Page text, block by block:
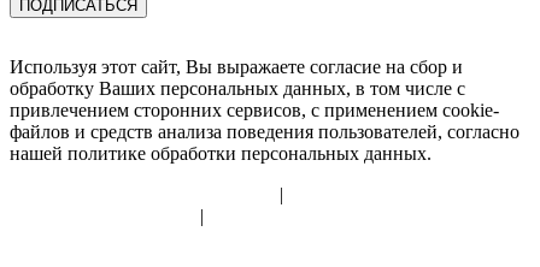
Используя этот сайт, Вы выражаете согласие на сбор и
обработку Ваших персональных данных, в том числе с
привлечением сторонних сервисов, с применением cookie-
файлов и средств анализа поведения пользователей, согласно
нашей политике обработки персональных данных.
|
|